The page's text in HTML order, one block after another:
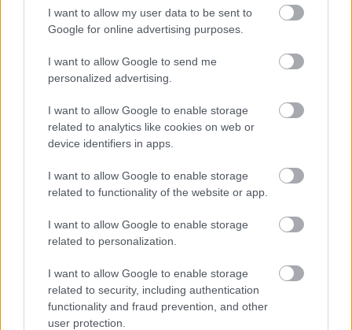
I want to allow my user data to be sent to
Google for online advertising purposes.
I want to allow Google to send me
personalized advertising.
I want to allow Google to enable storage
related to analytics like cookies on web or
device identifiers in apps.
I want to allow Google to enable storage
related to functionality of the website or app.
I want to allow Google to enable storage
related to personalization.
I want to allow Google to enable storage
related to security, including authentication
functionality and fraud prevention, and other
user protection.
Διαβάζονται αυτή τη στιγμή